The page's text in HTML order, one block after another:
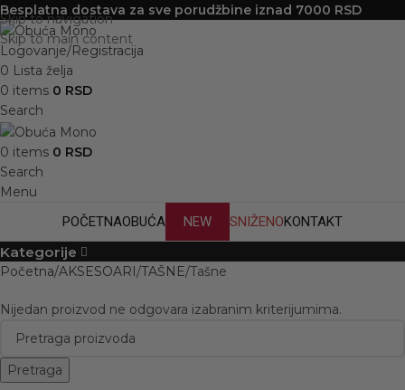
Skip to navigation
Skip to main content
Besplatna dostava za sve porudžbine iznad 7000 RSD
Logovanje/Registracija
0 Lista želja
0 items 0 RSD
Search
0 items 0 RSD
Search
Menu
POČETNAOBUĆA NEW SNIŽENOKONTAKT
Kategorije
Početna AKSESOARI TAŠNE Tašne
Nijedan proizvod ne odgovara izabranim kriterijumima.
Pretraga